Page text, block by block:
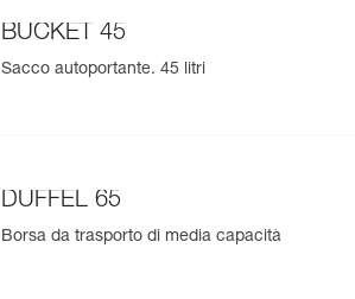
BUCKET 45
Sacco autoportante. 45 litri
DUFFEL 65
Borsa da trasporto di media capacità